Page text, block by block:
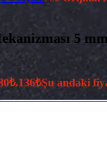
5
136₺Şu andaki